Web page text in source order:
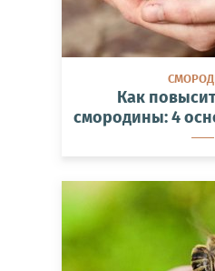
Как
смородины: 4